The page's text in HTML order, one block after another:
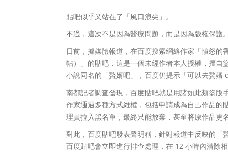
貼吧似乎又站在了「風口浪尖」。
不過，這次不是因為醫療問題，而是因為版權保護
日前，據媒體報道，在百度搜索網絡作家「憤怒
帖）」的貼吧，這是一個未經作者本人授權，擅
小說同名的「贅婿吧」，百度仍提示「可以去贅婿
南都記者調查發現，百度貼吧就是用諸如此類盜
作家通過多種方式維權，包括申請成為自己作品
理員拉入黑名單，最終只能放棄，甚至將原作品更
對此，百度貼吧發表聲明稱，針對報道中反映的
百度貼吧會立即進行排查處理，在 12 小時內清除